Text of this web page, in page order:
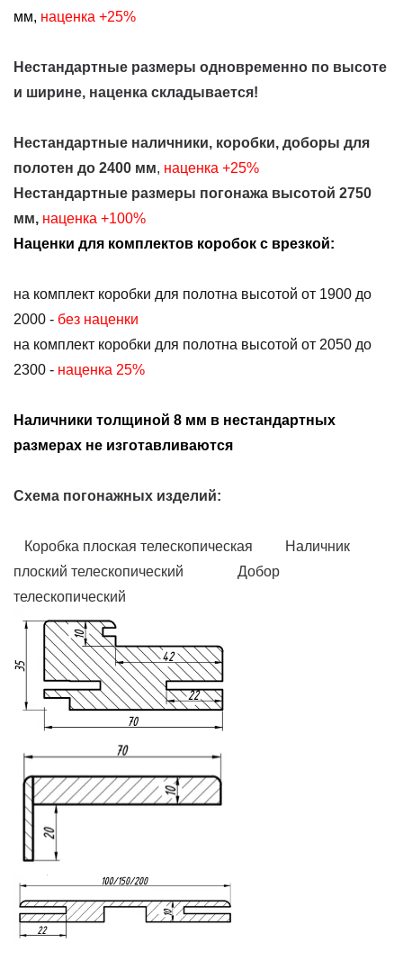
мм, наценка +25%
Нестандартные размеры одновременно по высоте
и ширине, наценка складывается!
Нестандартные наличники, коробки, доборы для
полотен до 2400 мм, наценка +25%
Нестандартные размеры погонажа высотой 2750
мм, наценка +100%
Наценки для комплектов коробок с врезкой:
на комплект коробки для полотна высотой от 1900 до
2000 - без наценки
на комплект коробки для полотна высотой от 2050 до
2300 - наценка 25%
Наличники толщиной 8 мм в нестандартных
размерах не изготавливаются
Схема погонажных изделий:
Коробка плоская телескопическая Наличник
плоский телескопический Добор
телескопический